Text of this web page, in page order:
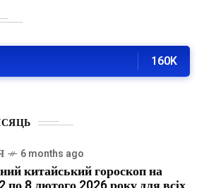
160K
6 months ago
китайський гороскоп на